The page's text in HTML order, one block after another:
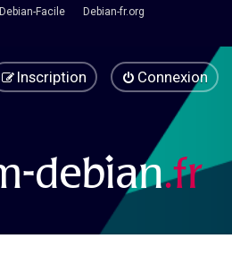
Debian-Facile
Debian-fr.org
Connexion
Inscription